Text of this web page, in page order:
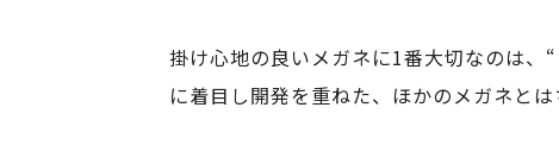
掛け心地の良いメガネに1番大切なのは
に着目し開発を重ねた、ほかのメガネと